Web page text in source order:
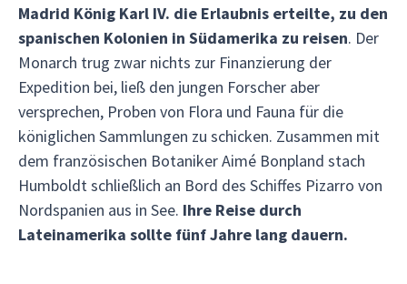
Madrid König Karl IV. die Erlaubnis erteilte, zu den
spanischen Kolonien in Südamerika zu reisen. Der
Monarch trug zwar nichts zur Finanzierung der
Expedition bei, ließ den jungen Forscher aber
versprechen, Proben von Flora und Fauna für die
königlichen Sammlungen zu schicken. Zusammen mit
dem französischen Botaniker Aimé Bonpland stach
Humboldt schließlich an Bord des Schiffes Pizarro von
Nordspanien aus in See. Ihre Reise durch
Lateinamerika sollte fünf Jahre lang dauern.